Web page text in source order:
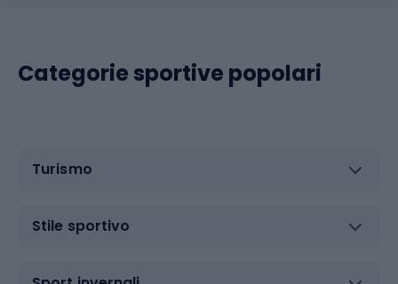
Categorie sportive popolari
Turismo
Stile sportivo